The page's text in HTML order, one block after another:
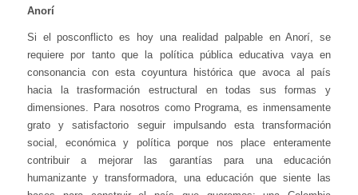
Anorí
Si el posconflicto es hoy una realidad palpable en Anorí, se
requiere por tanto que la política pública educativa vaya en
consonancia con esta coyuntura histórica que avoca al país
hacia la trasformación estructural en todas sus formas y
dimensiones. Para nosotros como Programa, es inmensamente
grato y satisfactorio seguir impulsando esta transformación
social, económica y política porque nos place enteramente
contribuir a mejorar las garantías para una educación
humanizante y transformadora, una educación que siente las